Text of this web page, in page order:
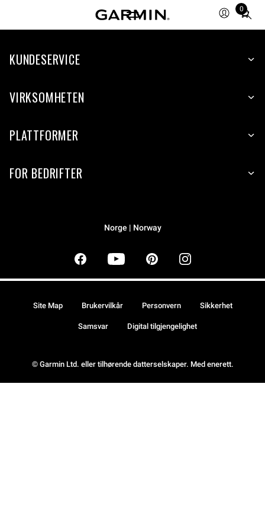
0
Total
items
cart:
KUNDESERVICE
VIRKSOMHETEN
PLATTFORMER
FOR BEDRIFTER
Norge | Norway
© Garmin Ltd. eller tilhørende datterselskaper. Med enerett.
Site Map Brukervilkår Personvern Sikkerhet
Samsvar Digital tilgjengelighet